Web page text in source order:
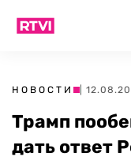
НОВОСТИ |
Трамп
дать ответ